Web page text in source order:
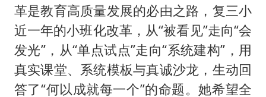
革是教育高质量发展的必由之路，复三小
近一年的小班化改革，从“被看见”走向“会
发光”，从“单点试点”走向“系统建构”，用
真实课堂、系统模板与真诚沙龙，生动回
答了“何以成就每一个”的命题。她希望全